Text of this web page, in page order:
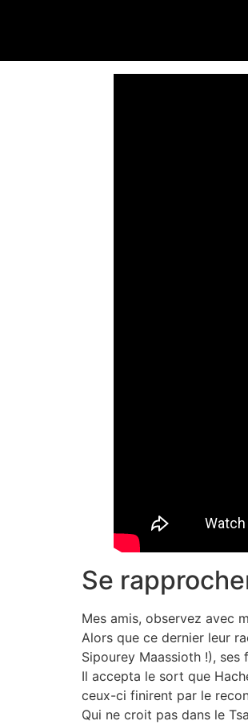
Se
Mes amis, observez avec
Alors que ce dernier leur
Sipourey Maassioth !),
Il accepta le sort que
ceux-ci finirent par le
Qui ne croit pas dans le